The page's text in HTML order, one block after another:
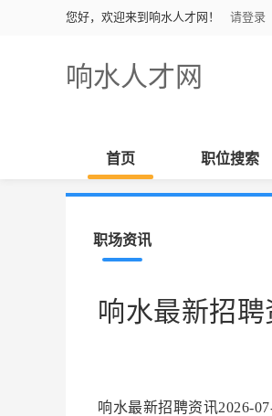
您好，欢迎来到响水人才网！ 请登录
响水人才网
首页 职位搜索
职场资讯
响水最新招聘
响水最新招聘资讯2026-